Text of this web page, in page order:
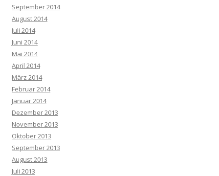
September 2014
August 2014
Juli 2014
Juni 2014
Mai 2014
April 2014
März 2014
Februar 2014
Januar 2014
Dezember 2013
November 2013
Oktober 2013
September 2013
August 2013
Juli 2013